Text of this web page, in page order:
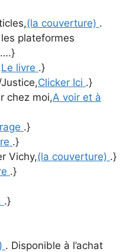
(la couverture) .
plateformes
….}
Le livre .}
Clicker Ici .}
chez moi,A voir et à
.}
.}
Vichy,(la couverture) .}
.}
.}
. Disponible à l’achat